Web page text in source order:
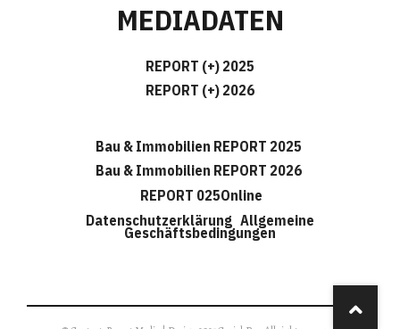
MEDIADATEN
REPORT (+) 2025
REPORT (+) 2026
Bau & Immobilien REPORT 2025
Bau & Immobilien REPORT 2026
REPORT 025Online
Datenschutzerklärung Allgemeine
Geschäftsbedingungen